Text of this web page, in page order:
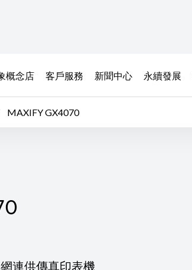
概念店 客戶服務 新聞中心 永續發展
MAXIFY GX4070
連供傳真印表機